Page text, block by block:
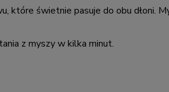
które świetnie pasuje do obu dłoni.
z myszy w kilka minut.